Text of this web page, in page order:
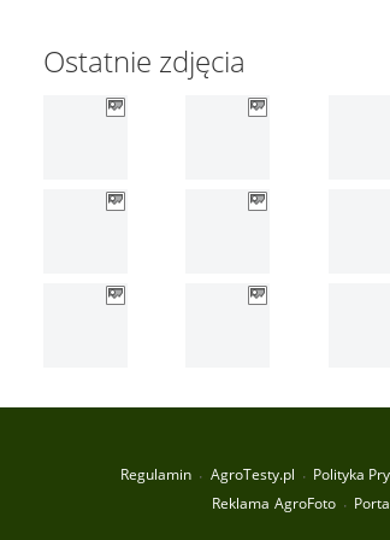
Ostatnie zdjęcia
Polityka
AgroTesty.pl
Regulamin
AgroFoto
Reklama